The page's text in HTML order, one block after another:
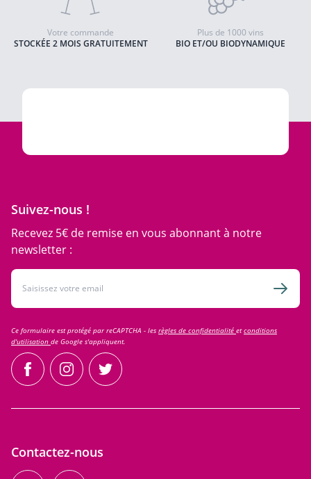
STOCKÉE 2 MOIS GRATUITEMENT
Votre commande
BIO ET/OU BIODYNAMIQUE
Plus de 1000 vins
Suivez-nous !
Recevez 5€ de remise en vous abonnant à notre
newsletter :
Adresse email
Ce formulaire est protégé par reCAPTCHA - les règles de confidentialité etconditions
d'utilisation de Google s'appliquent.
facebookinstagramtwitter
Contactez-nous